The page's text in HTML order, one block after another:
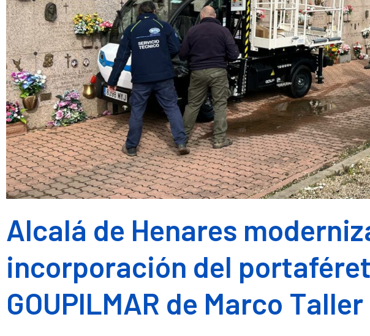
Alcalá de Henares
incorporación del
GOUPILMAR de Marco Taller